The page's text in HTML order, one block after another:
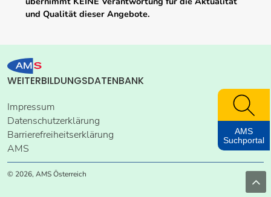
und Qualität dieser Angebote.
WEITERBILDUNGSDATENBANK
Impressum
Datenschutzerklärung
Barrierefreiheitserklärung
AMS
© 2026, AMS Österreich
AMS
Suchportal